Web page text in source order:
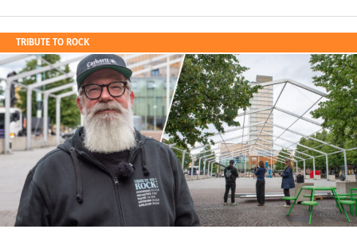
TRIBUTE TO ROCK